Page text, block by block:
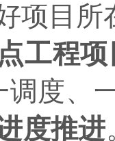
项目
工程
调度、
度推进